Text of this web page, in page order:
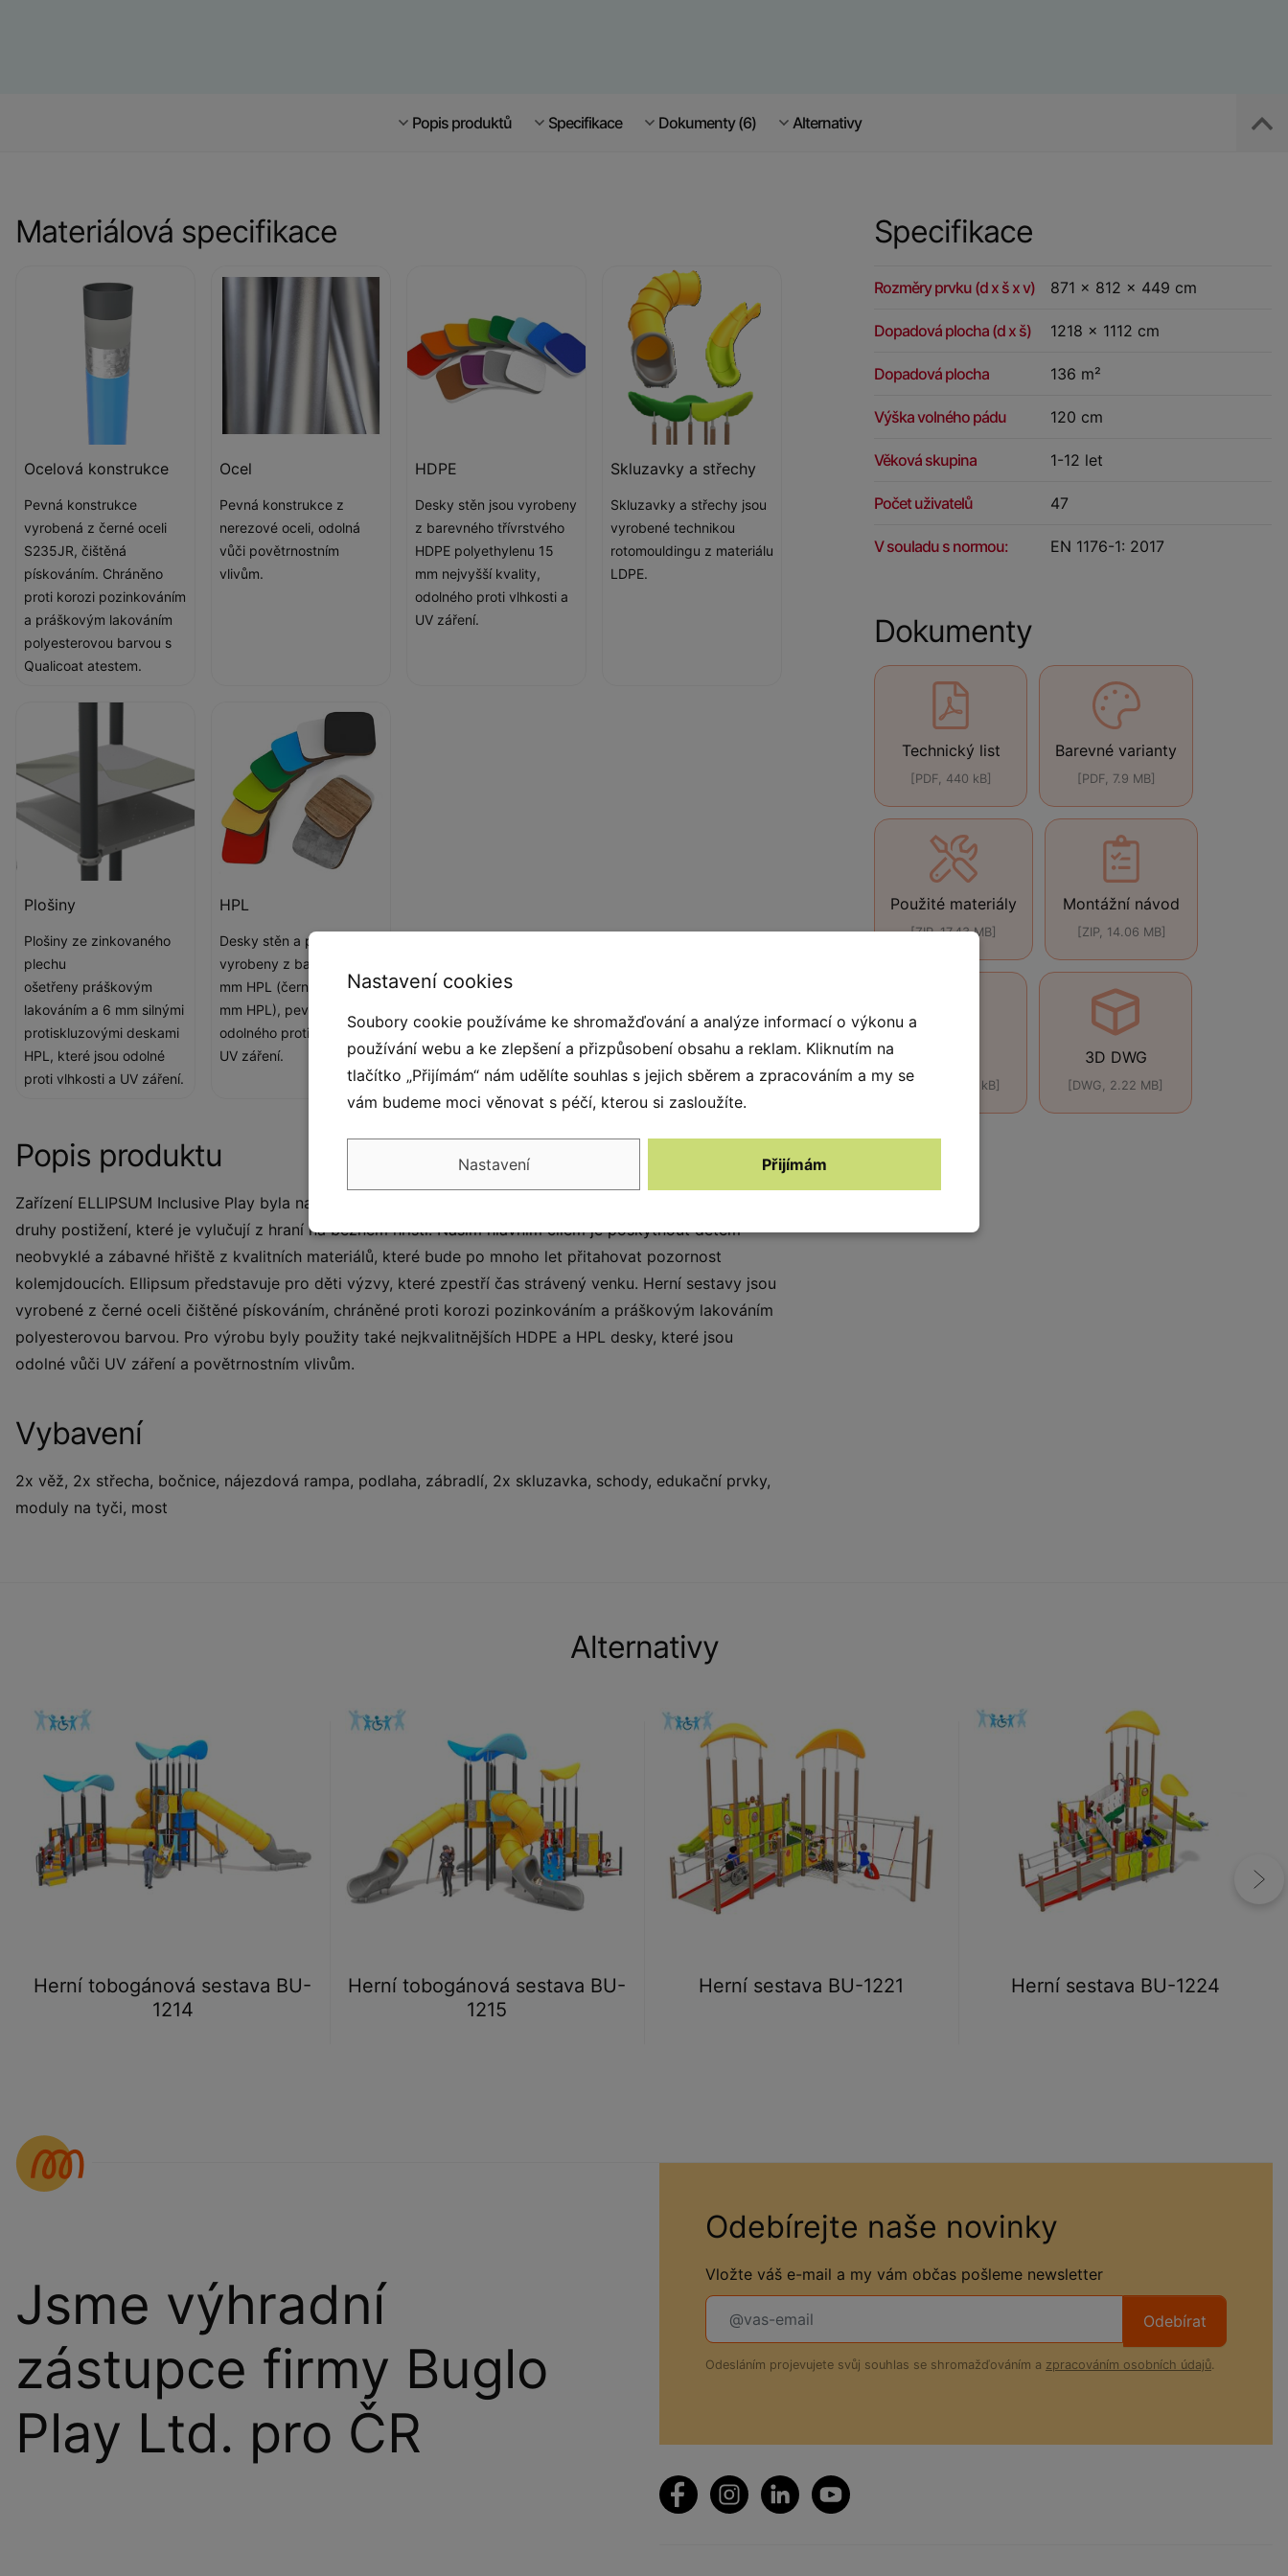
Popis produktů Specifikace Dokumenty (6) Alternativy
Specifikace
Rozměry prvku (d x š x v) 871 x 812 x 449 cm
Dopadová plocha (d x š) 1218 x 1112 cm
Dopadová plocha 136 m²
Výška volného pádu 120 cm
Věková skupina 1-12 let
Počet uživatelů 47
V souladu s normou: EN 1176-1: 2017
Dokumenty
Technický list
[PDF, 440 kB]
Barevné varianty
[PDF, 7.9 MB]
Použité materiály
[ZIP, 17.43 MB]
Montážní návod
[ZIP, 14.06 MB]
[DWG, 846.0 kB]
3D DWG
[DWG, 2.22 MB]
Materiálová specifikace
Ocelová konstrukce
Pevná konstrukce
vyrobená z černé oceli
S235JR, čištěná
pískováním. Chráněno
proti korozi pozinkováním
a práškovým lakováním
polyesterovou barvou s
Qualicoat atestem.
Ocel
Pevná konstrukce z
nerezové oceli, odolná
vůči povětrnostním
vlivům.
HDPE
Desky stěn jsou vyrobeny
z barevného třívrstvého
HDPE polyethylenu 15
mm nejvyšší kvality,
odolného proti vlhkosti a
UV záření.
Skluzavky a střechy
Skluzavky a střechy jsou
vyrobené technikou
rotomouldingu z materiálu
LDPE.
Plošiny
Plošiny ze zinkovaného
plechu
ošetřeny práškovým
lakováním a 6 mm silnými
protiskluzovými deskami
HPL, které jsou odolné
proti vlhkosti a UV záření.
HPL
Desky stěn a podest jsou
vyrobeny z barevného 13
mm HPL (černé desky z 8
mm HPL), pevného a
odolného proti vlhkosti a
UV záření.
Popis produktu
Zařízení ELLIPSUM Inclusive Play byla navržena jak pro typicky se vyvíjející děti, tak pro děti s různými
druhy postižení, které je vylučují z hraní na běžném hřišti. Naším hlavním cílem je poskytnout dětem
neobvyklé a zábavné hřiště z kvalitních materiálů, které bude po mnoho let přitahovat pozornost
kolemjdoucích. Ellipsum představuje pro děti výzvy, které zpestří čas strávený venku. Herní sestavy jsou
vyrobené z černé oceli čištěné pískováním, chráněné proti korozi pozinkováním a práškovým lakováním
polyesterovou barvou. Pro výrobu byly použity také nejkvalitnějších HDPE a HPL desky, které jsou
odolné vůči UV záření a povětrnostním vlivům.
Vybavení
2x věž, 2x střecha, bočnice, nájezdová rampa, podlaha, zábradlí, 2x skluzavka, schody, edukační prvky,
moduly na tyči, most
Alternativy
Herní tobogánová sestava BU-
1214
Herní tobogánová sestava BU-
1215
Herní sestava BU-1221 Herní sestava BU-1224
Jsme výhradní
zástupce firmy Buglo
Play Ltd. pro ČR
Odebírejte naše novinky
Vložte váš e-mail a my vám občas pošleme newsletter
Odebírat
Odesláním projevujete svůj souhlas se shromažďováním a zpracováním osobních údajů.
Nastavení cookies
Soubory cookie používáme ke shromažďování a analýze informací o výkonu a
používání webu a ke zlepšení a přizpůsobení obsahu a reklam. Kliknutím na
tlačítko „Přijímám“ nám udělíte souhlas s jejich sběrem a zpracováním a my se
vám budeme moci věnovat s péčí, kterou si zasloužíte.
Nastavení Přijímám